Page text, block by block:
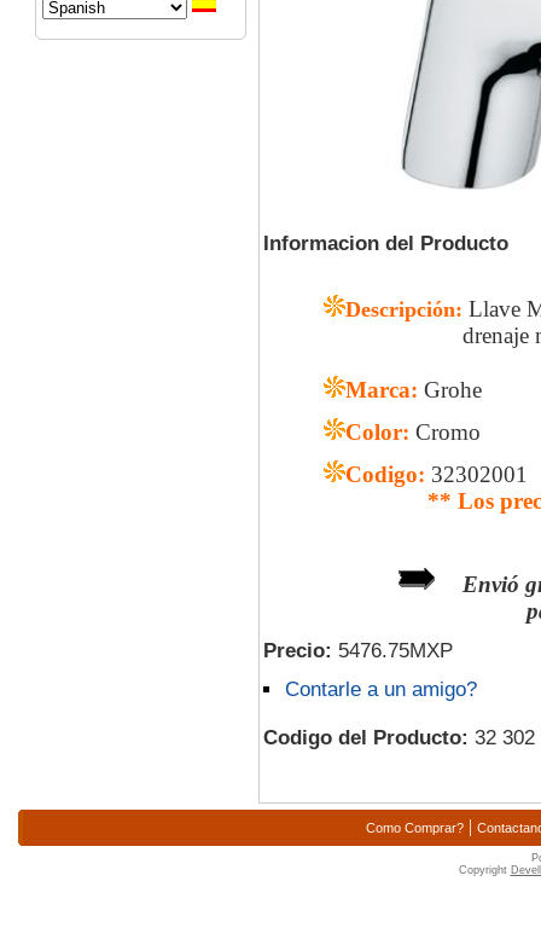
Informacion del Producto
Descripción: Llave
drenaje modelo
Marca: Grohe
Color: Cromo
Codigo: 32302001
** Los
Envió
Precio: 5476.75MXP
Contarle a un amigo?
Codigo del Producto: 32 302
Como Comprar? |
Copyright